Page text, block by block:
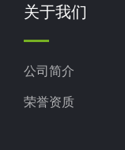
关于我们
公司简介
荣誉资质